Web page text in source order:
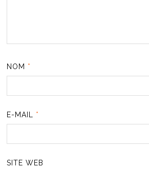
NOM *
E-MAIL *
SITE WEB